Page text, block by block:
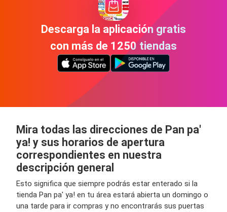
Descarga la aplicación gratis
con más de 1250 tiendas
Mira todas las direcciones de Pan pa'
ya! y sus horarios de apertura
correspondientes en nuestra
descripción general
Esto significa que siempre podrás estar enterado si la
tienda Pan pa' ya! en tu área estará abierta un domingo o
una tarde para ir compras y no encontrarás sus puertas